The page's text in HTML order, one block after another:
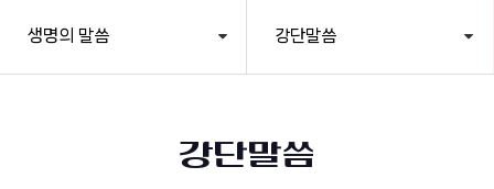
생명의 말씀 강단말씀
강단말씀